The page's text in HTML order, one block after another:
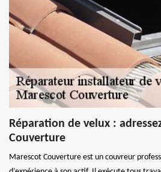
Réparation de velux :
Couverture
Marescot Couverture est un couvreur